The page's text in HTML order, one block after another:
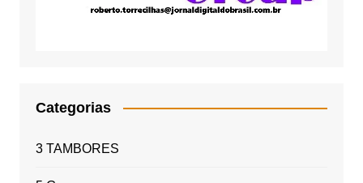
Categorias
3 TAMBORES